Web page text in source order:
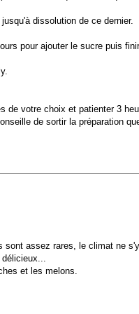
dissolution de ce dernier.
pour ajouter le sucre puis
votre choix et patienter 3
de sortir la préparation
assez rares, le climat ne
et les melons.